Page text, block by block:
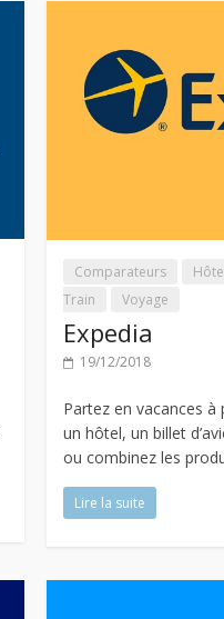
Comparateurs
Train
Voyage
Expedia
19/12/2018
Partez en vacances à
un hôtel, un billet
ou combinez les
Lire la suite